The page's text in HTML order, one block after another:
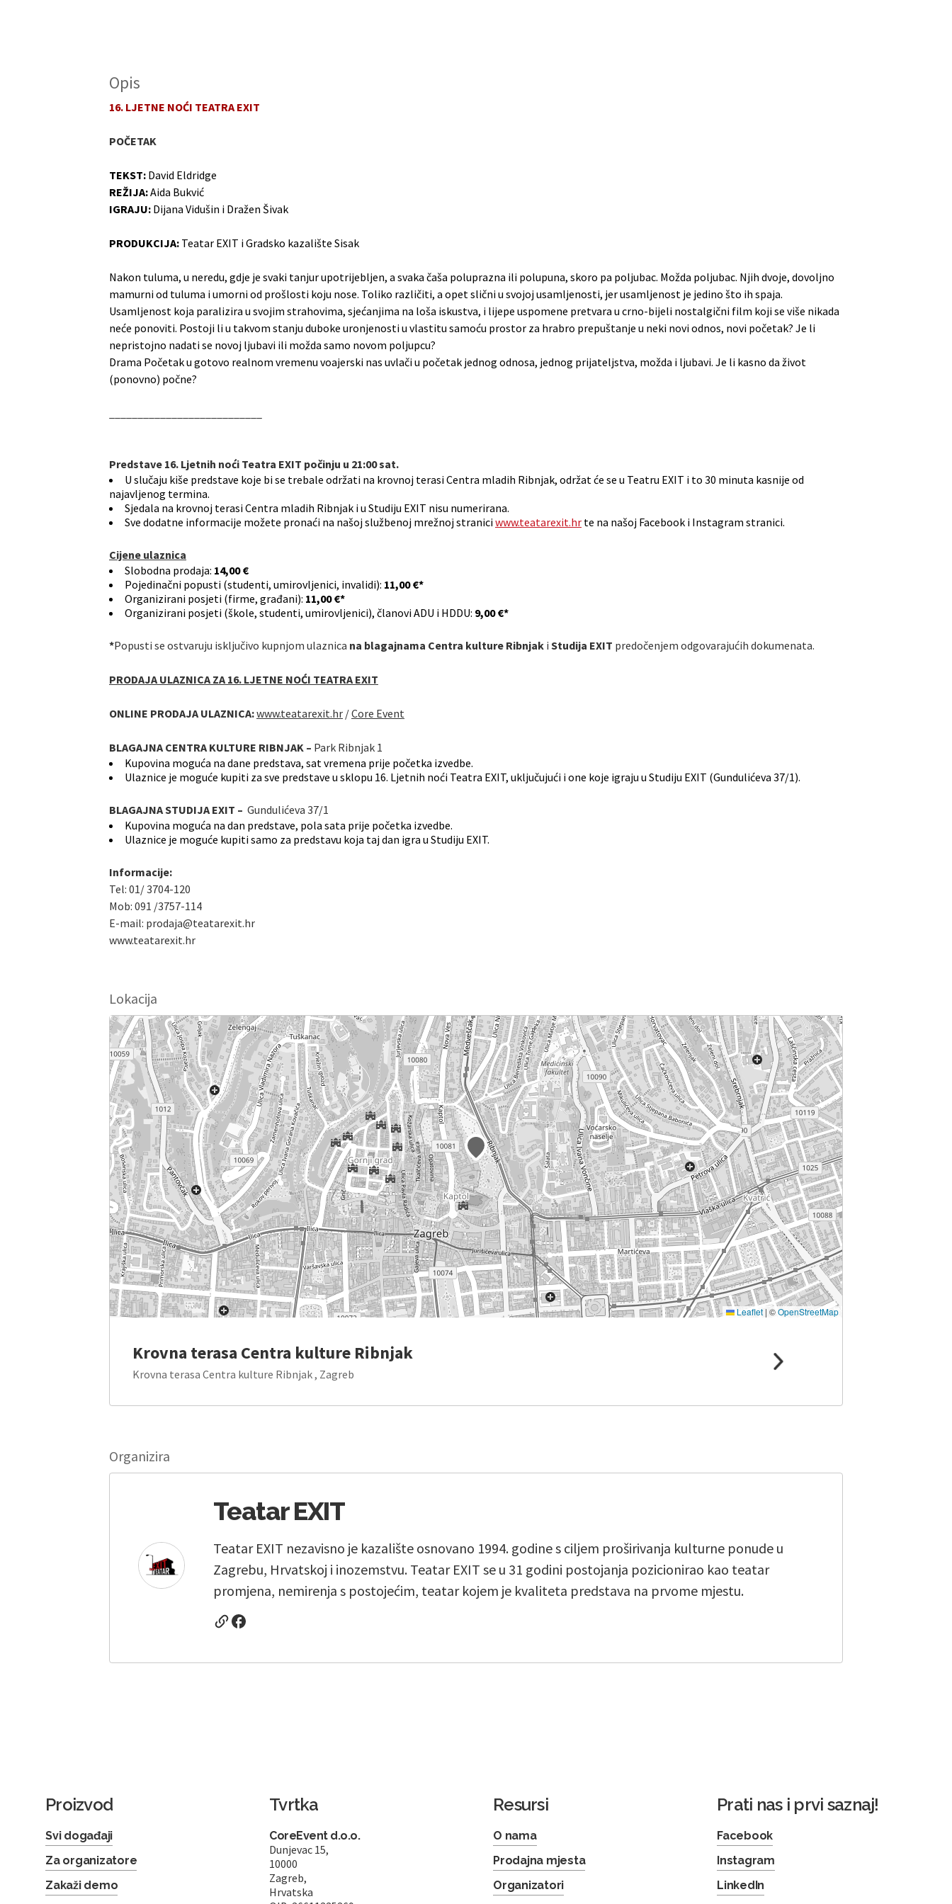
Opis
16. LJETNE NOĆI TEATRA EXIT
POČETAK
TEKST: David Eldridge
REŽIJA:Aida Bukvić
IGRAJU: Dijana Vidušin i Dražen Šivak
PRODUKCIJA: Teatar EXIT i Gradsko kazalište Sisak
Nakon tuluma, u neredu, gdje je svaki tanjur upotrijebljen, a svaka čaša poluprazna ili polupuna, skoro pa poljubac. Možda poljubac. Njih dvoje, dovoljno
mamurni od tuluma i umorni od prošlosti koju nose. Toliko različiti, a opet slični u svojoj usamljenosti, jer usamljenost je jedino što ih spaja.
Usamljenost koja paralizira u svojim strahovima, sjećanjima na loša iskustva, i lijepe uspomene pretvara u crno-bijeli nostalgični film koji se više nikada
neće ponoviti. Postoji li u takvom stanju duboke uronjenosti u vlastitu samoću prostor za hrabro prepuštanje u neki novi odnos, novi početak? Je li
nepristojno nadati se novoj ljubavi ili možda samo novom poljupcu?
Drama Početak u gotovo realnom vremenu voajerski nas uvlači u početak jednog odnosa, jednog prijateljstva, možda i ljubavi. Je li kasno da život
(ponovno) počne?
Predstave 16. Ljetnih noći Teatra EXIT počinju u 21:00 sat.
U slučaju kiše predstave koje bi se trebale održati na krovnoj terasi Centra mladih Ribnjak, održat će se u Teatru EXIT i to 30 minuta kasnije od
najavljenog termina.
Sjedala na krovnoj terasi Centra mladih Ribnjak i u Studiju EXIT nisu numerirana.
Sve dodatne informacije možete pronaći na našoj službenoj mrežnoj straniciwww.teatarexit.hr te na našoj Facebook i Instagram stranici.
Cijene ulaznica
Slobodna prodaja: 14,00 €
Pojedinačni popusti (studenti, umirovljenici, invalidi): 11,00 €*
Organizirani posjeti (firme, građani): 11,00 €*
Organizirani posjeti (škole, studenti, umirovljenici), članovi ADU i HDDU: 9,00 €*
*Popusti se ostvaruju isključivo kupnjom ulaznica na blagajnama Centra kulture Ribnjak i Studija EXIT predočenjem odgovarajućih dokumenata.
PRODAJA ULAZNICA ZA 16. LJETNE NOĆI TEATRA EXIT
ONLINE PRODAJA ULAZNICA:www.teatarexit.hr /Core Event
BLAGAJNA CENTRA KULTURE RIBNJAK – Park Ribnjak 1
Kupovina moguća na dane predstava, sat vremena prije početka izvedbe.
Ulaznice je moguće kupiti za sve predstave u sklopu 16. Ljetnih noći Teatra EXIT, uključujući i one koje igraju u Studiju EXIT (Gundulićeva 37/1).
BLAGAJNA STUDIJA EXIT – Gundulićeva 37/1
Kupovina moguća na dan predstave, pola sata prije početka izvedbe.
Ulaznice je moguće kupiti samo za predstavu koja taj dan igra u Studiju EXIT.
Informacije:
Tel: 01/ 3704-120
Mob: 091 /3757-114
E-mail: prodaja@teatarexit.hr
www.teatarexit.hr
Lokacija
Leaflet | ©OpenStreetMap
Krovna terasa Centra kulture Ribnjak
Krovna terasa Centra kulture Ribnjak , Zagreb
Organizira
Teatar EXIT
Teatar EXIT nezavisno je kazalište osnovano 1994. godine s ciljem proširivanja kulturne ponude u
Zagrebu, Hrvatskoj i inozemstvu. Teatar EXIT se u 31 godini postojanja pozicionirao kao teatar
promjena, nemirenja s postojećim, teatar kojem je kvaliteta predstava na prvome mjestu.
Proizvod
Svi događaji
Za organizatore
Zakaži demo
Tvrtka
CoreEvent d.o.o.
Dunjevac 15,
10000
Zagreb,
Hrvatska
Resursi
O nama
Prodajna mjesta
Organizatori
Prati nas i prvi saznaj!
Facebook
Instagram
LinkedIn